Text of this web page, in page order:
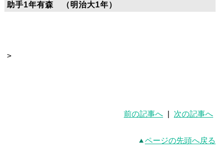
助手1年有森 （明治大1年）
>
前の記事へ 次の記事へ
ページの先頭へ戻る